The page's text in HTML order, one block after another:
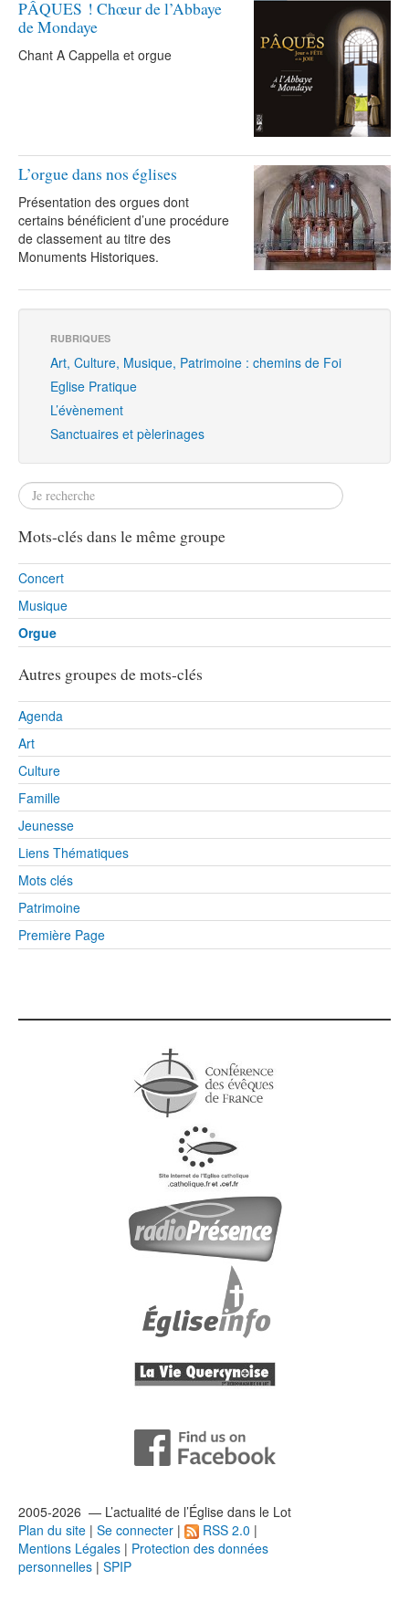
PÂQUES ! Chœur de l’Abbaye
de Mondaye
Chant A Cappella et orgue
L’orgue dans nos églises
Présentation des orgues dont
certains bénéficient d’une procédure
de classement au titre des
Monuments Historiques.
RUBRIQUES
Art, Culture, Musique, Patrimoine : chemins de Foi
Eglise Pratique
L’évènement
Sanctuaires et pèlerinages
Mots-clés dans le même groupe
Concert
Musique
Orgue
Autres groupes de mots-clés
Agenda
Art
Culture
Famille
Jeunesse
Liens Thématiques
Mots clés
Patrimoine
Première Page
2005-2026 — L’actualité de l’Église dans le Lot
Plan du site | Se connecter | RSS 2.0 |
Mentions Légales | Protection des données
personnelles | SPIP